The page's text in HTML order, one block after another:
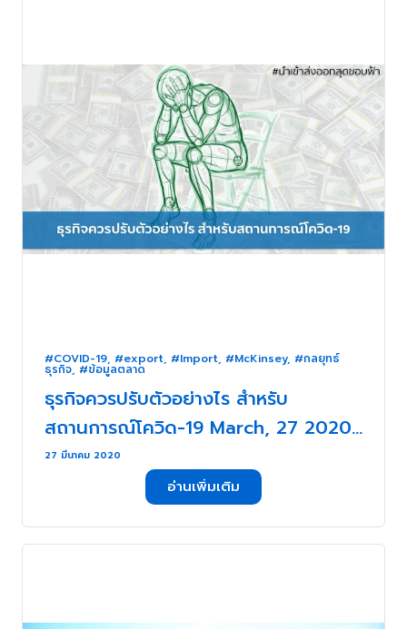
#COVID-19, #export, #Import, #McKinsey, #กลยุทธ์
ธุรกิจ, #ข้อมูลตลาด
ธุรกิจควรปรับตัวอย่างไร สำหรับ
สถานการณ์โควิด-19 March, 27 2020 .
. .
27 มีนาคม 2020
อ่านเพิ่มเติม